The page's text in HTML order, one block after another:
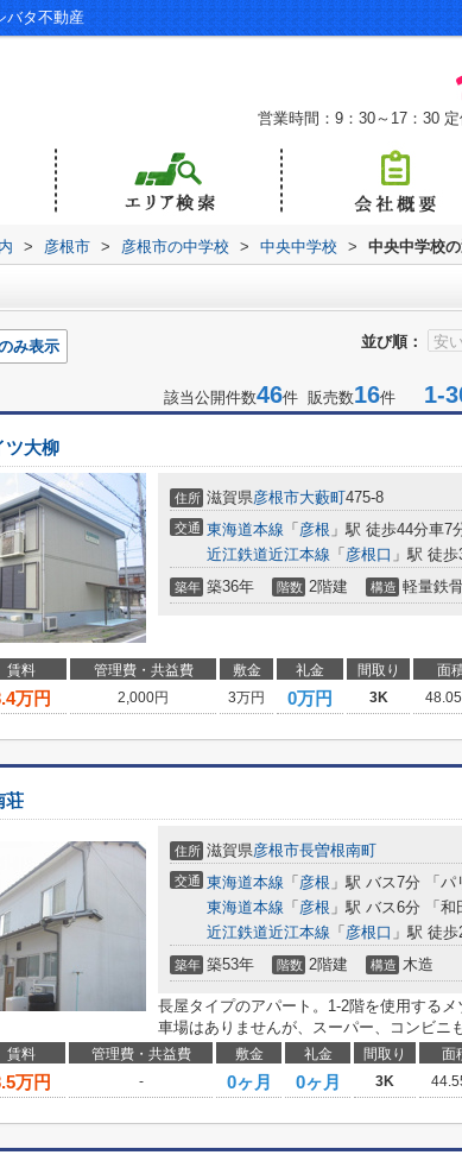
バタ不動産
営業時間：9：30～17：30
> 彦根市 > 彦根市の中学校 > 中央中学校 > 中央中学校
並び順：
み表示
該当公開件数46件 販売数16件 1-
ツ大柳
住所 滋賀県彦根市大藪町475-8
交通 東海道本線 「 彦根 」駅 徒歩44分車7
近江鉄道近江本線 「 彦根口 」駅 徒歩
築年 築36年 階数 2階建 構造 軽量鉄
賃料 管理費・共益費 敷金 礼金 間取り 面
万円 2,000円 3万円 0万円 3K
荘
住所 滋賀県彦根市長曽根南町
交通 東海道本線 「 彦根 」駅 バス7分 「
東海道本線 「 彦根 」駅 バス6分 「
近江鉄道近江本線 「 彦根口 」駅 徒歩
築年 築53年 階数 2階建 構造 木造
長屋タイプのアパート。1-2階を使用する
車場はありませんが、スーパー、コンビニ
賃料 管理費・共益費 敷金 礼金 間取り 面
万円 - 0ヶ月 0ヶ月 3K